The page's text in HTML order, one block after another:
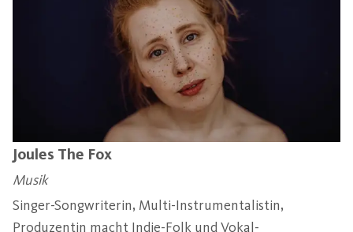
Joules The Fox
Musik
Singer-Songwriterin, Multi-Instrumentalistin,
Produzentin macht Indie-Folk und Vokal-